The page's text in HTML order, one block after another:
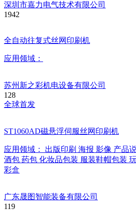
深圳市嘉力电气技术有限公司
1942
全自动往复式丝网印刷机
应用领域：
苏州新之彩机电设备有限公司
128
全球首发
ST1060AD磁悬浮伺服丝网印刷机
应用领域： 出版印刷 海报 影像 产品
酒包 药包 化妆品包装 服装鞋帽包装
彩盒
广东晟图智能装备有限公司
119